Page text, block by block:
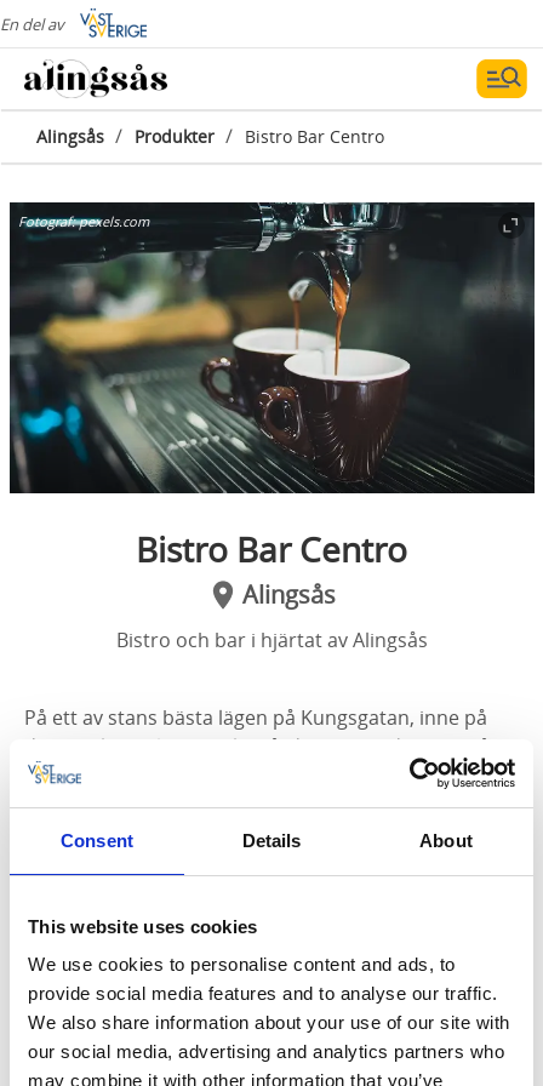
Consent Details About
This website uses cookies
We use cookies to personalise content and ads, to
provide social media features and to analyse our traffic.
We also share information about your use of our site with
our social media, advertising and analytics partners who
may combine it with other information that you’ve
En del av
Alingsås / Produkter / Bistro Bar Centro
Fotograf:pexels.com
Bistro Bar Centro
Alingsås
Bistro och bar i hjärtat av Alingsås
På ett av stans bästa lägen på Kungsgatan, inne på
den anrika Hjelmqvistska gården, hittar du oss. I vår
bistro serverar vi dagens lunch alla dagar i veckan och
à la carte finns husmanskost, pizza, pasta och
sallader.
uteservering, serveras goda drycker och smått och
har vi gott kaffe, smarriga smörgåsar och bakverk.
Och varför inte lyxa till tillvaron med vår variant på
”gofika” bubbelfika(bubbel & pizza slice).